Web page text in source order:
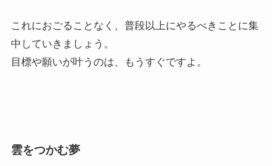
これにおごることなく、普段以上にやるべきことに集
中していきましょう。
目標や願いが叶うのは、もうすぐですよ。
雲をつかむ夢